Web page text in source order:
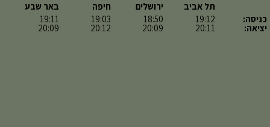
כניסה:
יציאה:
תל אביב
19:12
20:11
ירושלים
18:50
20:09
חיפה
19:03
20:12
באר שבע
19:11
20:09